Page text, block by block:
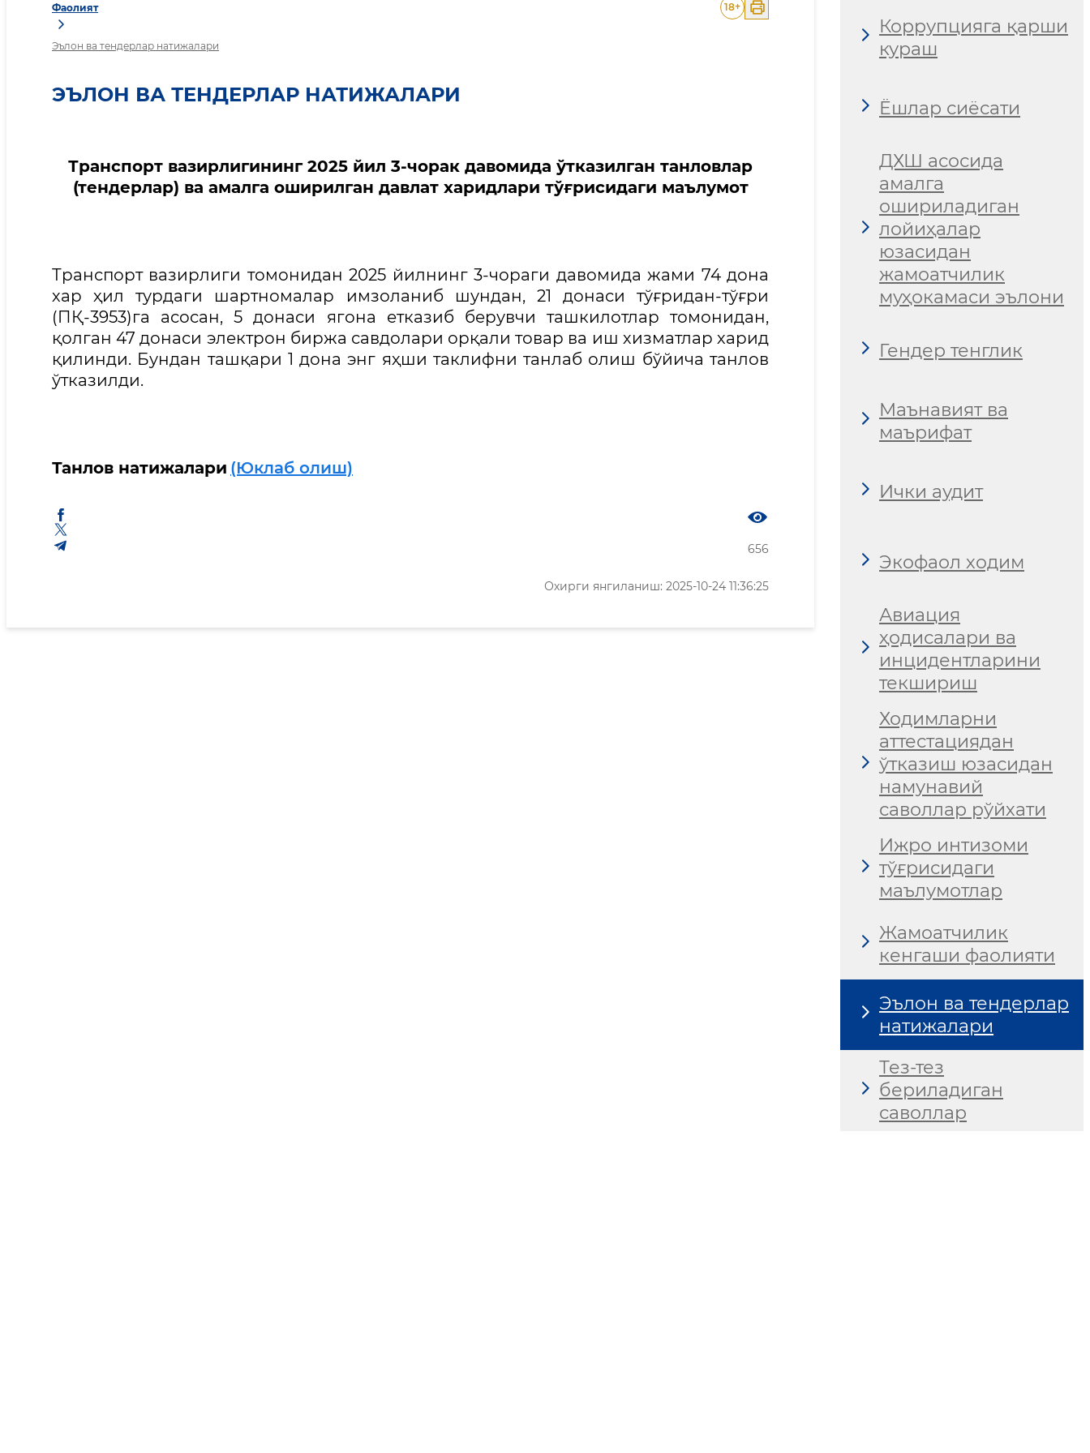
Фаолият
Эълон ва тендерлар натижалари
18+
ЭЪЛОН ВА ТЕНДЕРЛАР НАТИЖАЛАРИ
Транспорт вазирлигининг 2025 йил 3-чорак давомида ўтказилган танловлар
(тендерлар) ва амалга оширилган давлат харидлари тўғрисидаги маълумот
Транспорт вазирлиги томонидан 2025 йилнинг 3-чораги давомида жами 74 дона
хар ҳил турдаги шартномалар имзоланиб шундан, 21 донаси тўғридан-тўғри
(ПҚ-3953)га асосан, 5 донаси ягона етказиб берувчи ташкилотлар томонидан,
қолган 47 донаси электрон биржа савдолари орқали товар ва иш хизматлар харид
қилинди. Бундан ташқари 1 дона энг яҳши таклифни танлаб олиш бўйича танлов
ўтказилди.
Танлов натижалари (Юклаб олиш)
656
Охирги янгиланиш: 2025-10-24 11:36:25
Коррупцияга қарши
кураш
Ёшлар сиёсати
ДХШ асосида
амалга
ошириладиган
лойиҳалар
юзасидан
жамоатчилик
муҳокамаси эълони
Гендер тенглик
Маънавият ва
маърифат
Ички аудит
Экофаол ходим
Авиация
ҳодисалари ва
инцидентларини
текшириш
Ходимларни
аттестациядан
ўтказиш юзасидан
намунавий
саволлар рўйхати
Ижро интизоми
тўғрисидаги
маълумотлар
Жамоатчилик
кенгаши фаолияти
Эълон ва тендерлар
натижалари
Тез-тез
бериладиган
саволлар